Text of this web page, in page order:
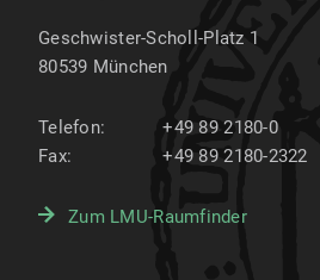
Geschwister-Scholl-Platz 1
80539 München
Telefon:
+49 89 2180-0
Fax:
+49 89 2180-2322
Zum LMU-Raumfinder